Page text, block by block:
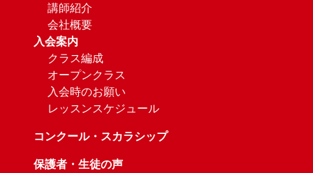
講師紹介
会社概要
入会案内
クラス編成
オープンクラス
入会時のお願い
レッスンスケジュール
コンクール・スカラシップ
保護者・生徒の声